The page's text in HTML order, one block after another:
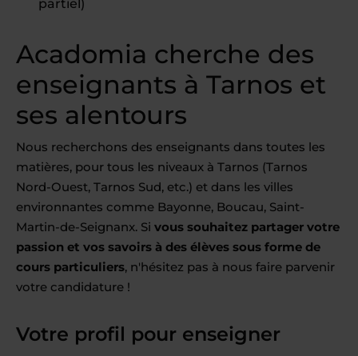
partiel)
Acadomia cherche des
enseignants à Tarnos et
ses alentours
Nous recherchons des enseignants dans toutes les
matières, pour tous les niveaux à Tarnos (Tarnos
Nord-Ouest, Tarnos Sud, etc.) et dans les villes
environnantes comme Bayonne, Boucau, Saint-
Martin-de-Seignanx. Si vous souhaitez partager votre
passion et vos savoirs à des élèves sous forme de
cours particuliers, n'hésitez pas à nous faire parvenir
votre candidature !
Votre profil pour enseigner